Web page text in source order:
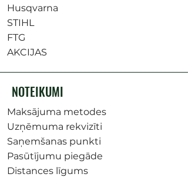
Husqvarna
STIHL
FTG
AKCIJAS
NOTEIKUMI
Maksājuma metodes
Uzņēmuma rekvizīti
Saņemšanas punkti
Pasūtījumu piegāde
Distances līgums